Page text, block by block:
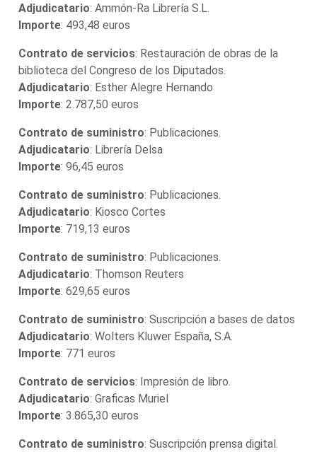
Adjudicatario: Ammón-Ra Librería S.L.
Importe: 493,48 euros
Contrato de servicios: Restauración de obras de la
biblioteca del Congreso de los Diputados.
Adjudicatario: Esther Alegre Hernando
Importe: 2.787,50 euros
Contrato de suministro: Publicaciones.
Adjudicatario: Librería Delsa
Importe: 96,45 euros
Contrato de suministro: Publicaciones.
Adjudicatario: Kiosco Cortes
Importe: 719,13 euros
Contrato de suministro: Publicaciones.
Adjudicatario: Thomson Reuters
Importe: 629,65 euros
Contrato de suministro: Suscripción a bases de datos
Adjudicatario: Wolters Kluwer España, S.A.
Importe: 771 euros
Contrato de servicios: Impresión de libro.
Adjudicatario: Graficas Muriel
Importe: 3.865,30 euros
Contrato de suministro: Suscripción prensa digital.